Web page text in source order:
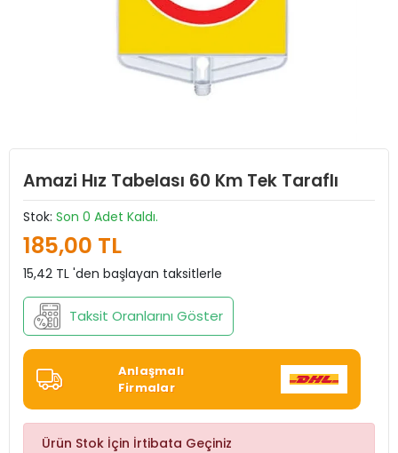
Amazi Hız Tabelası 60 Km Tek Taraflı
Stok: Son 0 Adet Kaldı.
185,00 TL
15,42 TL 'den başlayan taksitlerle
Taksit Oranlarını Göster
Anlaşmalı
Firmalar
Ürün Stok İçin İrtibata Geçiniz